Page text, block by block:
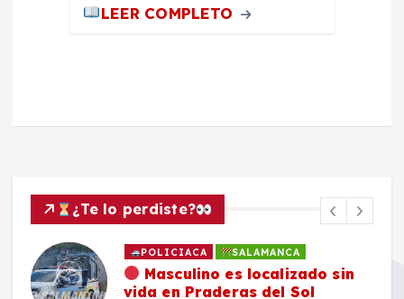
LEER COMPLETO
¿Te lo perdiste?
POLICIACA SALAMANCA
Masculino es localizado sin
vida en Praderas del Sol